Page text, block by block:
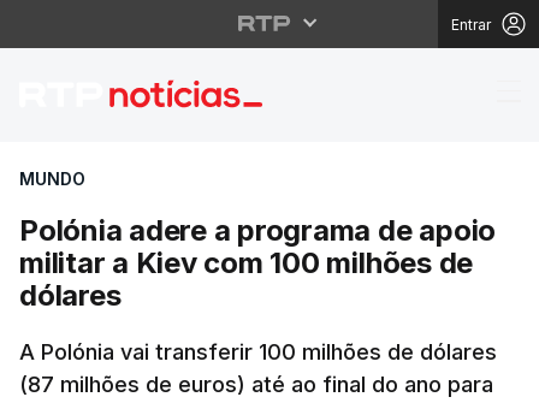
Entrar
Polónia adere a
MUNDO
Polónia adere a programa de apoio
militar a Kiev com 100 milhões de
dólares
A Polónia vai transferir 100 milhões de dólares
(87 milhões de euros) até ao final do ano para